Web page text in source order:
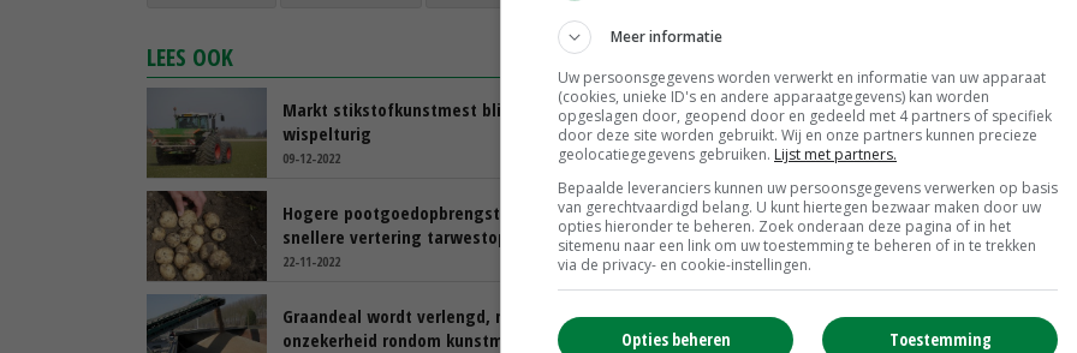
LEES OOK
Markt stikstofkunstmest blijft
wispelturig
09-12-2022
Al zestien EU-landen voor
kunstmestvervangers
24-11-2022
Hogere pootgoedopbrengst na
snellere vertering tarwestoppel
22-11-2022
Rundveedrijfmest spoelt veel minder
uit dan KAS
18-11-2022
Graandeal wordt verlengd, maar
onzekerheid rondom kunstmest blijft
Miljard extra voor uitbreiding
exportcorridors Oekraïne
Meer informatie
Uw persoonsgegevens worden verwerkt en informatie van uw apparaat
(cookies, unieke ID's en andere apparaatgegevens) kan worden
opgeslagen door, geopend door en gedeeld met 4 partners of specifiek
door deze site worden gebruikt. Wij en onze partners kunnen precieze
geolocatiegegevens gebruiken. Lijst met partners.
Bepaalde leveranciers kunnen uw persoonsgegevens verwerken op basis
van gerechtvaardigd belang. U kunt hiertegen bezwaar maken door uw
opties hieronder te beheren. Zoek onderaan deze pagina of in het
sitemenu naar een link om uw toestemming te beheren of in te trekken
via de privacy- en cookie-instellingen.
Toestemming
Opties beheren